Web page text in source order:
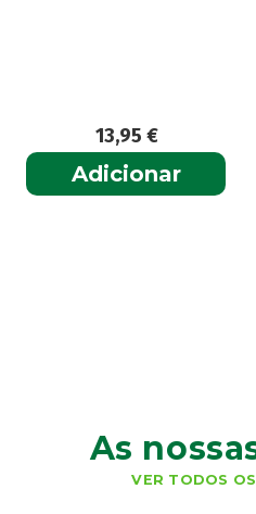
13,95€
Adicionar
As
VER TODOS